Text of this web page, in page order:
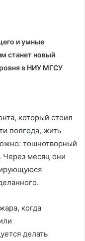
и умные
станет новый
в НИУ МГСУ
который стоил
полгода, жить
тошнотворный
Через месяц они
когда
делать